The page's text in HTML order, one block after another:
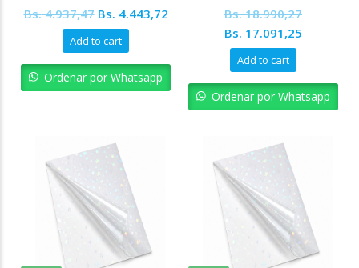
Bs.4.937,47 Original
price
was:
Bs. 4.937,47.
Bs. 4.443,72Current
Bs. 4.443,72.
Add to cart
Ordenar por Whatsapp
Bs.18.990,27
Original
price
was:
Bs. 18.990,27.
Bs. 17.091,25
Bs.
Add to cart
Ordenar por Whatsapp